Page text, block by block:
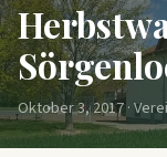
Oktober 3, 2017 ·